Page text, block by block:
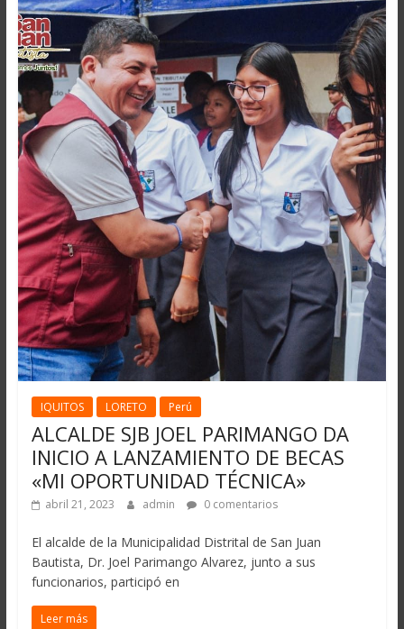
IQUITOS LORETO Perú
ALCALDE SJB JOEL PARIMANGO DA
INICIO A LANZAMIENTO DE BECAS
«MI OPORTUNIDAD TÉCNICA»
abril 21, 2023 admin 0 comentarios
El alcalde de la Municipalidad Distrital de San Juan
Bautista, Dr. Joel Parimango Alvarez, junto a sus
funcionarios, participó en
Leer más